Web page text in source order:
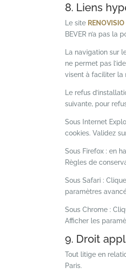
8. Liens
Le site RENOVISIO
BEVER n’a pas
La navigation sur
ne permet pas
visent à faciliter la
Le refus
suivante, pour
Sous Internet
cookies. Validez
Sous Firefox : en
Règles de
Sous Safari :
paramètres
Sous Chrome :
Afficher les
9. Droit
Tout litige en
Paris.